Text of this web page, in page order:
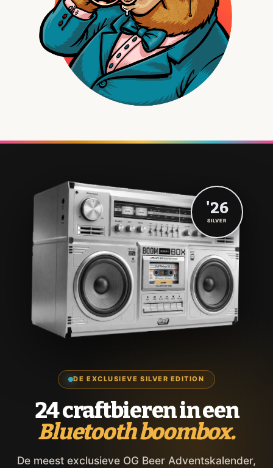
DE EXCLUSIEVE SILVER EDITION
24 craftbieren in een
Bluetooth boombox.
De meest exclusieve OG Beer Adventskalender,
'26
SILVER